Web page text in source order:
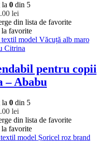
la 0din 5
lei
din lista de favorite
favorite
pentru copii
– Ababu
la 0din 5
lei
din lista de favorite
favorite